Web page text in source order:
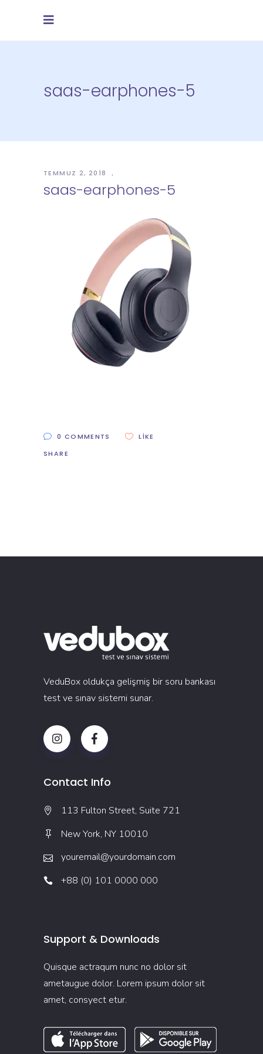
saas-earphones-5
TEMMUZ 2, 2018
saas-earphones-5
0 COMMENTS
LIKE
SHARE
VeduBox oldukça gelişmiş bir soru bankası
test ve sınav sistemi sunar.
Contact Info
113 Fulton Street, Suite 721
New York, NY 10010
youremail@yourdomain.com
+88 (0) 101 0000 000
Support & Downloads
Quisque actraqum nunc no dolor sit
ametaugue dolor. Lorem ipsum dolor sit
amet, consyect etur.